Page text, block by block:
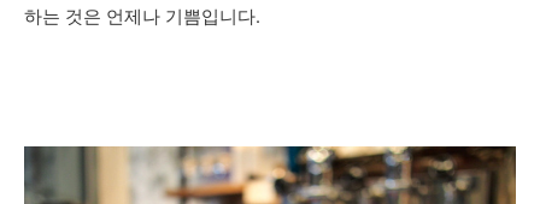
하는 것은 언제나 기쁨입니다.